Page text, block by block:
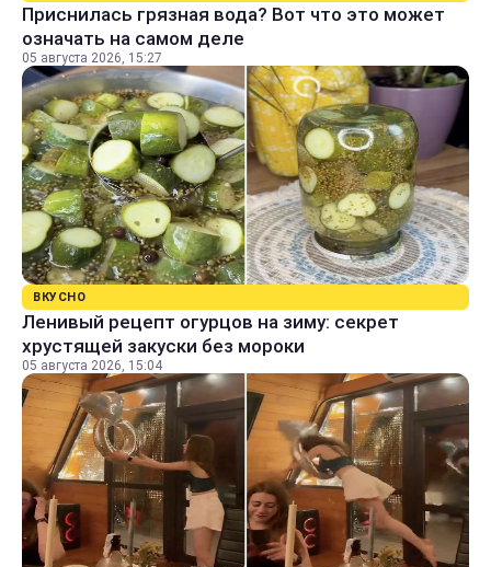
Приснилась грязная вода? Вот что это может
означать на самом деле
05 августа 2026, 15:27
ВКУСНО
Ленивый рецепт огурцов на зиму: секрет
хрустящей закуски без мороки
05 августа 2026, 15:04